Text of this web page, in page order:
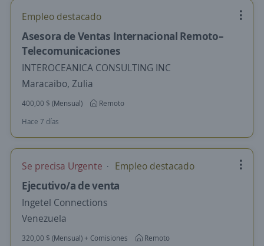
Empleo destacado
Asesora de Ventas Internacional Remoto–
Telecomunicaciones
INTEROCEANICA CONSULTING INC
Maracaibo, Zulia
400,00 $ (Mensual)
Remoto
Hace 7 días
Se precisa Urgente Empleo destacado
Ejecutivo/a de venta
Ingetel Connections
Venezuela
320,00 $ (Mensual) + Comisiones
Remoto